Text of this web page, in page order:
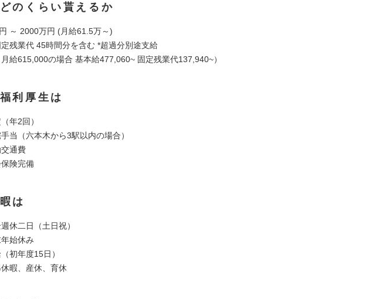
のくらい貰えるか
～ 2000万円 (月給61.5万～)
定残業代 45時間分を含む *超過分別途支給
月給615,000の場合 基本給477,060~ 固定残業代137,940~）
利厚生は
年2回）
手当（六本木から3駅以内の場合）
交通費
保険完備
は
週休二日（土日祝）
年始休み
（初年度15日）
休暇、産休、育休